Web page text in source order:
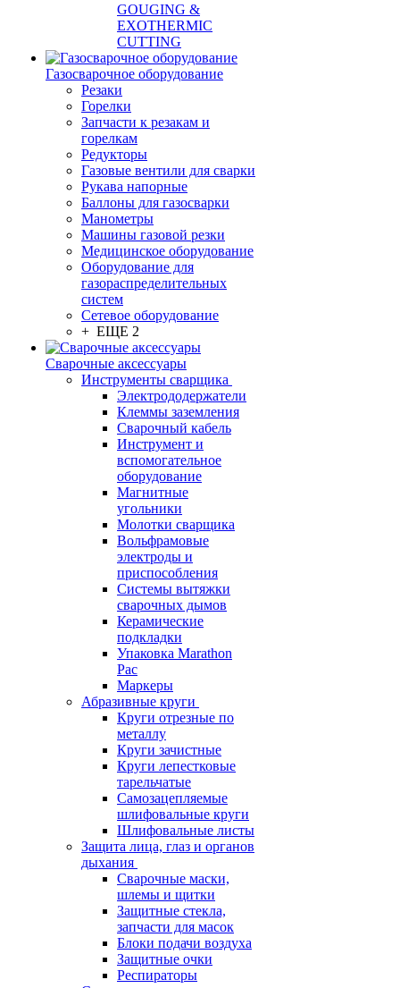
GOUGING &
EXOTHERMIC
CUTTING
Газосварочное оборудование
Резаки
Горелки
Запчасти к резакам и
горелкам
Редукторы
Газовые вентили для сварки
Рукава напорные
Баллоны для газосварки
Манометры
Машины газовой резки
Медицинское оборудование
Оборудование для
газораспределительных
систем
Сетевое оборудование
+ ЕЩЕ 2
Сварочные аксессуары
Инструменты сварщика
Электрододержатели
Клеммы заземления
Сварочный кабель
Инструмент и
вспомогательное
оборудование
Магнитные
угольники
Молотки сварщика
Вольфрамовые
электроды и
приспособления
Системы вытяжки
сварочных дымов
Керамические
подкладки
Упаковка Marathon
Pac
Маркеры
Абразивные круги
Круги отрезные по
металлу
Круги зачистные
Круги лепестковые
тарельчатые
Самозацепляемые
шлифовальные круги
Шлифовальные листы
Защита лица, глаз и органов
дыхания
Сварочные маски,
шлемы и щитки
Защитные стекла,
запчасти для масок
Блоки подачи воздуха
Защитные очки
Респираторы